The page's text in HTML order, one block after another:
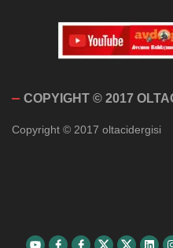
COPYIGHT © 2017
Copyright © 2017 oltacidergisi
YoutubeFacebook
Facebook
TwitterTwitter